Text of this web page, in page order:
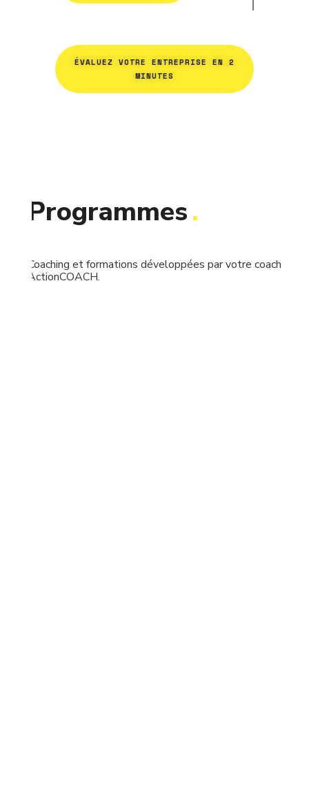
ÉVALUEZ VOTRE ENTREPRISE EN 2
MINUTES
Programmes.
Coaching et formations développées par votre coach
ActionCOACH.